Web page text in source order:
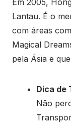
Em 2005,
Lantau. É o
com áreas
Magical
pela Ásia e
Dica de
Não